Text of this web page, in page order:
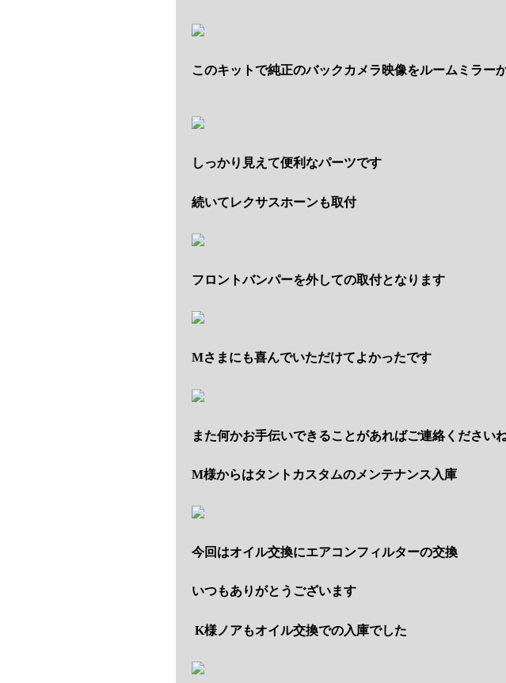
このキットで純正のバックカメラ映像をルームミラー
しっかり見えて便利なパーツです
続いてレクサスホーンも取付
フロントバンパーを外しての取付となります
Mさまにも喜んでいただけてよかったです
また何かお手伝いできることがあればご連絡ください
M様からはタントカスタムのメンテナンス入庫
今回はオイル交換にエアコンフィルターの交換
いつもありがとうございます
K様ノアもオイル交換での入庫でした